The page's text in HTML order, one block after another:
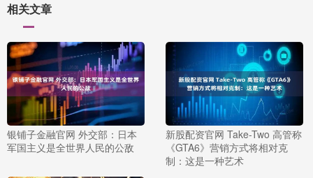
相关文章
银铺子金融官网 外交部：日本
军国主义是全世界人民的公敌
新股配资官网 Take-Two 高管称
《GTA6》营销方式将相对克
制：这是一种艺术